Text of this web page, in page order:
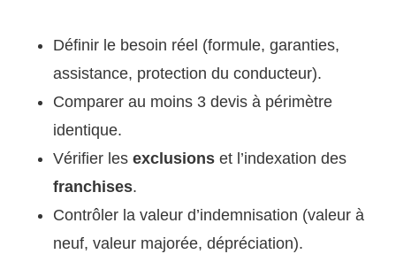
Définir le besoin réel (formule, garanties,
assistance, protection du conducteur).
Comparer au moins 3 devis à périmètre
identique.
Vérifier les exclusions et l’indexation des
franchises.
Contrôler la valeur d’indemnisation (valeur à
neuf, valeur majorée, dépréciation).